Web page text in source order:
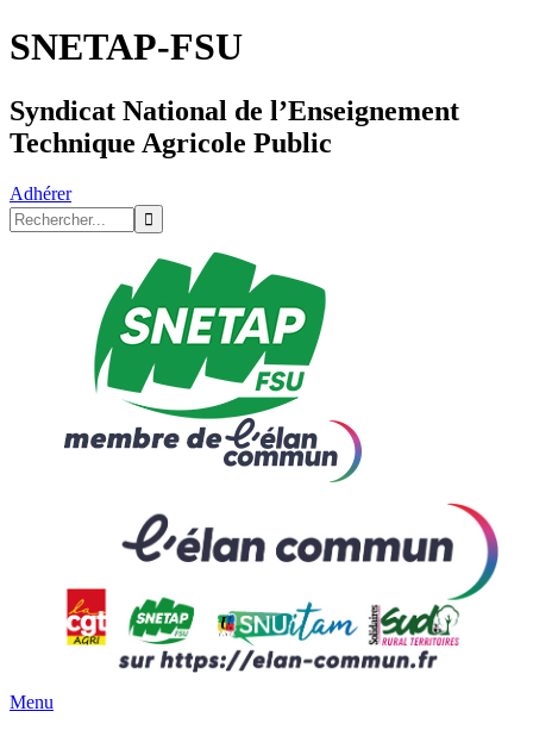
SNETAP-FSU
Syndicat National de l’Enseignement
Technique Agricole Public
Adhérer
Menu